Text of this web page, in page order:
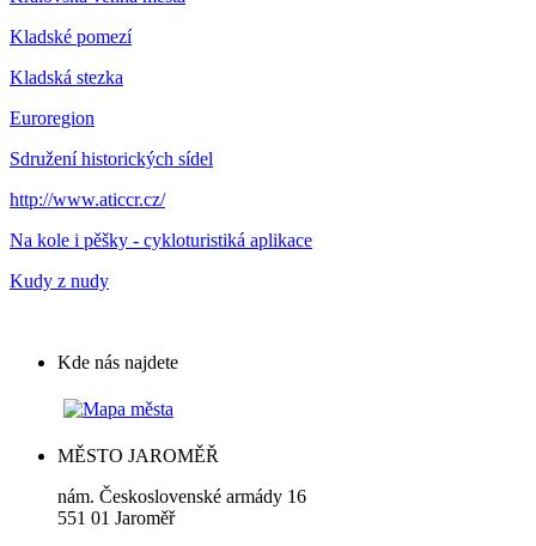
Kladské pomezí
Kladská stezka
Euroregion
Sdružení historických sídel
http://www.aticcr.cz/
Na kole i pěšky - cykloturistiká aplikace
Kudy z nudy
Kde nás najdete
MĚSTO JAROMĚŘ
nám. Československé armády 16
551 01 Jaroměř